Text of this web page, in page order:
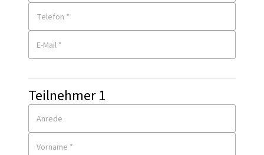
Telefon *
E-Mail *
Teilnehmer 1
Anrede
Vorname *